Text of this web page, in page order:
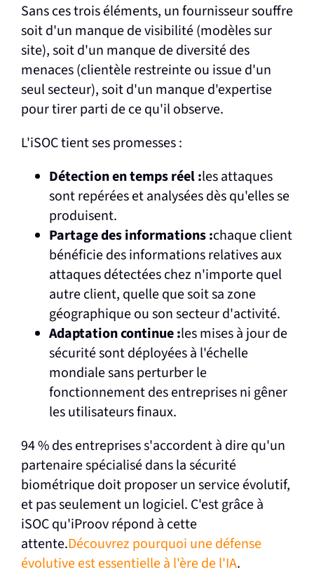
Sans ces trois éléments, un fournisseur souffre
soit d'un manque de visibilité (modèles sur
site), soit d'un manque de diversité des
menaces (clientèle restreinte ou issue d'un
seul secteur), soit d'un manque d'expertise
pour tirer parti de ce qu'il observe.
L'iSOC tient ses promesses :
Détection en temps réel :les attaques
sont repérées et analysées dès qu'elles se
produisent.
Partage des informations :chaque client
bénéficie des informations relatives aux
attaques détectées chez n'importe quel
autre client, quelle que soit sa zone
géographique ou son secteur d'activité.
Adaptation continue :les mises à jour de
sécurité sont déployées à l'échelle
mondiale sans perturber le
fonctionnement des entreprises ni gêner
les utilisateurs finaux.
94 % des entreprises s'accordent à dire qu'un
partenaire spécialisé dans la sécurité
biométrique doit proposer un service évolutif,
et pas seulement un logiciel. C'est grâce à
iSOC qu'iProov répond à cette
attente.Découvrez pourquoi une défense
évolutive est essentielle à l'ère de l'IA.